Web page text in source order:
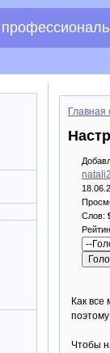
Главная
Слов:
Как
Чтобы